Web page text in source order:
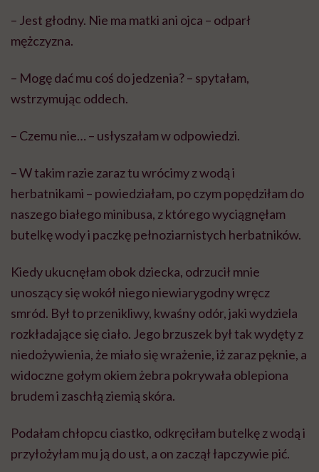
– Jest głodny. Nie ma matki ani ojca – odparł
mężczyzna.
– Mogę dać mu coś do jedzenia? – spytałam,
wstrzymując oddech.
– Czemu nie… – usłyszałam w odpowiedzi.
– W takim razie zaraz tu wrócimy z wodą i
herbatnikami – powiedziałam, po czym popędziłam do
naszego białego minibusa, z którego wyciągnęłam
butelkę wody i paczkę pełnoziarnistych herbatników.
Kiedy ukucnęłam obok dziecka, odrzucił mnie
unoszący się wokół niego niewiarygodny wręcz
smród. Był to przenikliwy, kwaśny odór, jaki wydziela
rozkładające się ciało. Jego brzuszek był tak wydęty z
niedożywienia, że miało się wrażenie, iż zaraz pęknie, a
widoczne gołym okiem żebra pokrywała oblepiona
brudem i zaschłą ziemią skóra.
Podałam chłopcu ciastko, odkręciłam butelkę z wodą i
przyłożyłam mu ją do ust, a on zaczął łapczywie pić.